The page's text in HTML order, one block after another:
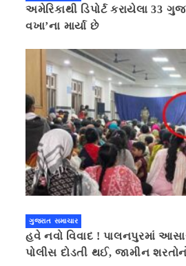
અમેરિકાથી ડિપોર્ટ કરાયેલા 33
વખા’ના માર્યા છે
ગુજરાત સમાચાર
હવે નવો વિવાદ ! પાલનપુરમાં
પોલીસ દોડતી થઈ, જામીન